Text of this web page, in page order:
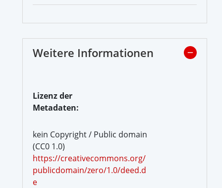
Weitere Informationen
Lizenz der
Metadaten:
kein Copyright / Public domain
(CC0 1.0)
https://creativecommons.org/
publicdomain/zero/1.0/deed.d
e